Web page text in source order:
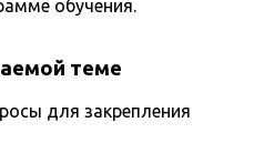
обучения.
теме
для закрепления